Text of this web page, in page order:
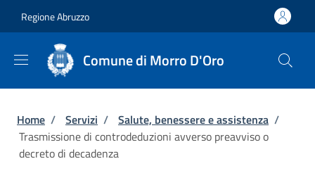
Regione Abruzzo
Comune di Morro D'Oro
Briciole di pane
Home / Servizi / Salute, benessere e assistenza /
Trasmissione di controdeduzioni avverso preavviso o
decreto di decadenza